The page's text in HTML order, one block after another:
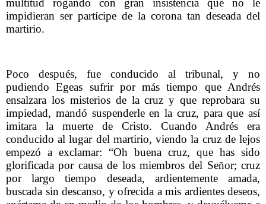
multitud rogando con gran insistencia que no le
impidieran ser partícipe de la corona tan deseada del
martirio.
Poco después, fue conducido al tribunal, y no
pudiendo Egeas sufrir por más tiempo que Andrés
ensalzara los misterios de la cruz y que reprobara su
impiedad, mandó suspenderle en la cruz, para que así
imitara la muerte de Cristo. Cuando Andrés era
conducido al lugar del martirio, viendo la cruz de lejos
empezó a exclamar: “Oh buena cruz, que has sido
glorificada por causa de los miembros del Señor; cruz
por largo tiempo deseada, ardientemente amada,
buscada sin descanso, y ofrecida a mis ardientes deseos,